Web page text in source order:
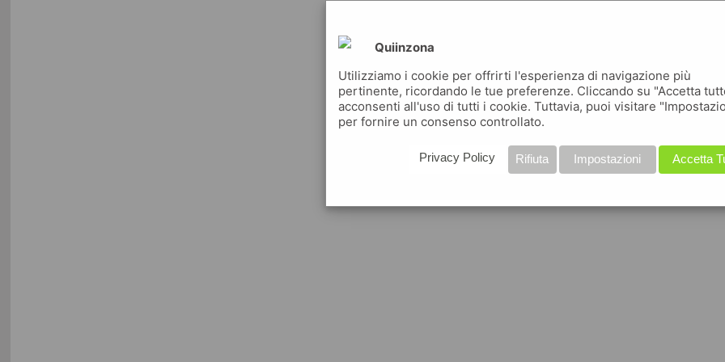
Quiinzona
Utilizziamo i cookie per offrirti l'esperienza di navigazione più
pertinente, ricordando le tue preferenze. Cliccando su "Accetta
acconsenti all'uso di tutti i cookie. Tuttavia, puoi visitare
per fornire un consenso controllato.
Accetta
Impostazioni
Rifiuta
Privacy Policy